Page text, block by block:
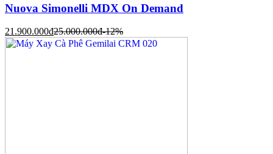
Nuova Simonelli MDX On Demand
21.900.000đ25.000.000đ-12%